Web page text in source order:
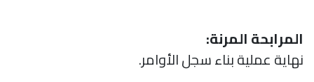
المرابحة المرنة:
نهاية عملية بناء سجل الأوامر.